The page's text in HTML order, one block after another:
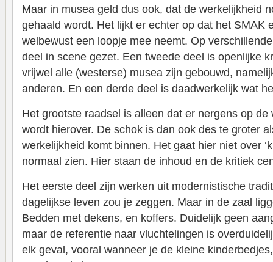
Maar in musea geld dus ook, dat de werkelijkheid
gehaald wordt. Het lijkt er echter op dat het SMAK
welbewust een loopje mee neemt. Op
deel in scene gezet. Een tweede deel is openlijke
vrijwel alle (westerse) musea zijn gebouwd,
anderen. En een derde deel is daadwerkelijk wat
Het grootste raadsel is alleen dat er nergens op
wordt hierover. De schok is dan ook des te groter
werkelijkheid komt binnen. Het gaat hier niet over
normaal zien. Hier staan de inhoud en de kritiek
Het eerste deel zijn werken uit modernistische
dagelijkse leven zou je zeggen. Maar in de zaal
Bedden met dekens, en koffers. Duidelijk geen
maar de referentie naar vluchtelingen is
elk geval, vooral wanneer je de kleine